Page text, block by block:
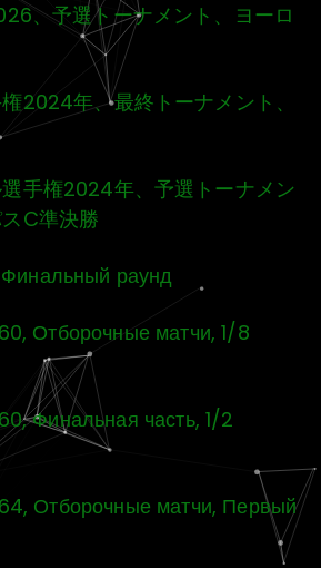
、予選トーナメント、ヨーロ
2024年、最終トーナメント、
手権2024年、予選トーナメン
C準決勝
раунд
Отборочные матчи, 1/8
Финальная часть, 1/2
Отборочные матчи, Первый